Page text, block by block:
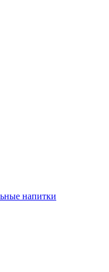
напитки